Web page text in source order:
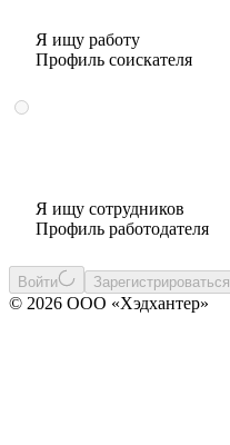
Я ищу работу
Профиль соискателя
Я ищу сотрудников
Профиль работодателя
Войти Зарегистрироваться
© 2026 ООО «Хэдхантер»